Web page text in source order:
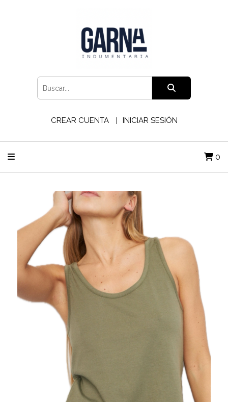
CREAR CUENTA INICIAR SESIÓN
0